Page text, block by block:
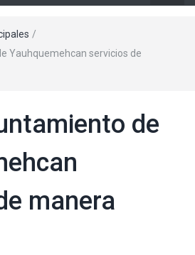
/
Yauhquemehcan servicios de
de
manera